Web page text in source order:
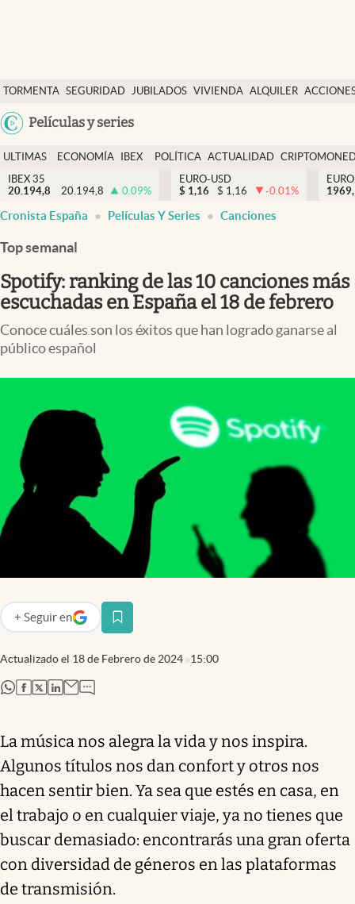
TORMENTA SEGURIDAD JUBILADOS VIVIENDA ALQUILER
Películas y series
Economía y finanzas
Política
Actualidad
Criptomonedas
España
ULTIMAS
NOTICIAS
ECONOMÍA
FINANZAS
IBEX
EURO
POLÍTICA ACTUALIDAD
IBEX 35
20.194,8
20.194,8 0.09%
EURO-USD
$ 1,16 $ 1,16 -0.01%
Cronista España Películas Y Series Canciones
Top semanal
Spotify: ranking de las 10 canciones más
escuchadas en España el 18 de febrero
Conoce cuáles son los éxitos que han logrado ganarse al
público español
Actualizado el 18 de Febrero de 2024 15:00
+ Seguir en
abre en nueva pestaña
abre en nueva pestaña
abre en nueva pestaña
abre en nueva pestaña
abre en nueva pestaña
La música nos alegra la vida y nos inspira.
Algunos títulos nos dan confort y otros nos
hacen sentir bien. Ya sea que estés en casa, en
el trabajo o en cualquier viaje, ya no tienes que
buscar demasiado: encontrarás una gran oferta
con diversidad de géneros en las plataformas
de transmisión.